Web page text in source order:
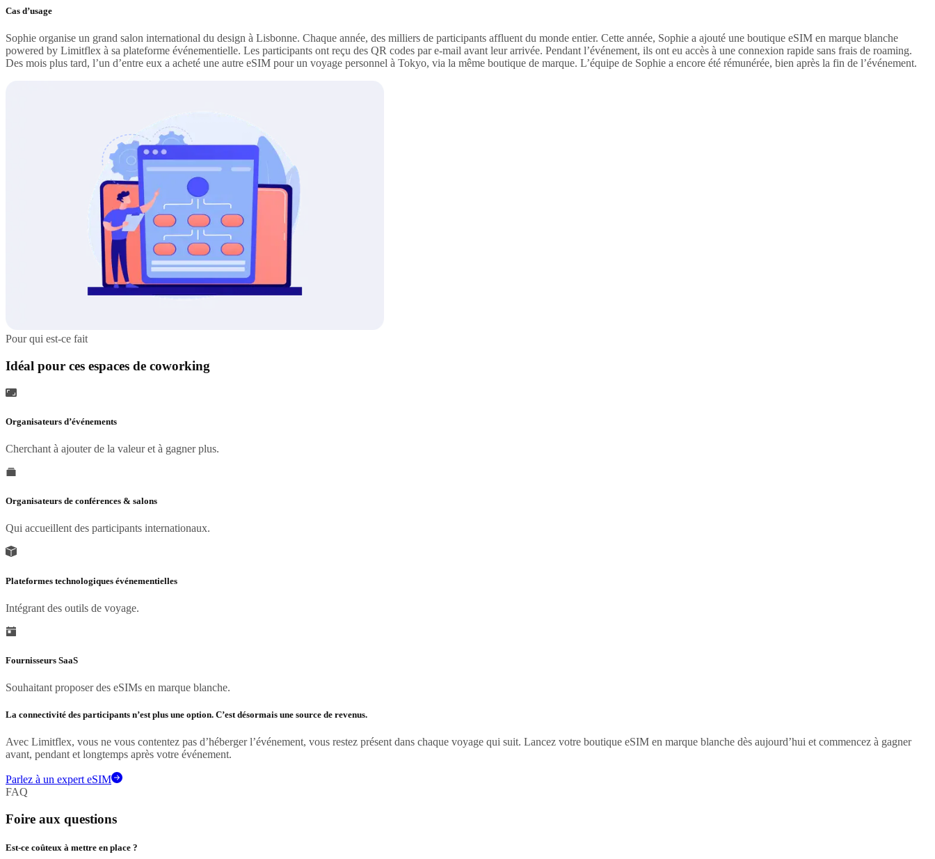
Cas d’usage
Sophie organise un grand salon international du design à Lisbonne. Chaque année, des milliers de participants affluent du monde entier. Cette année, Sophie a ajouté une boutique eSIM en marque blanche
powered by Limitflex à sa plateforme événementielle. Les participants ont reçu des QR codes par e-mail avant leur arrivée. Pendant l’événement, ils ont eu accès à une connexion rapide sans frais de roaming.
Des mois plus tard, l’un d’entre eux a acheté une autre eSIM pour un voyage personnel à Tokyo, via la même boutique de marque. L’équipe de Sophie a encore été rémunérée, bien après la fin de l’événement.
Pour qui est-ce fait
Idéal pour ces espaces de coworking
Organisateurs d’événements
Cherchant à ajouter de la valeur et à gagner plus.
Organisateurs de conférences & salons
Qui accueillent des participants internationaux.
Plateformes technologiques événementielles
Intégrant des outils de voyage.
Fournisseurs SaaS
Souhaitant proposer des eSIMs en marque blanche.
La connectivité des participants n’est plus une option. C’est désormais une source de revenus.
Avec Limitflex, vous ne vous contentez pas d’héberger l’événement, vous restez présent dans chaque voyage qui suit. Lancez votre boutique eSIM en marque blanche dès aujourd’hui et commencez à gagner
avant, pendant et longtemps après votre événement.
Parlez à un expert eSIM
FAQ
Foire aux questions
Est-ce coûteux à mettre en place ?